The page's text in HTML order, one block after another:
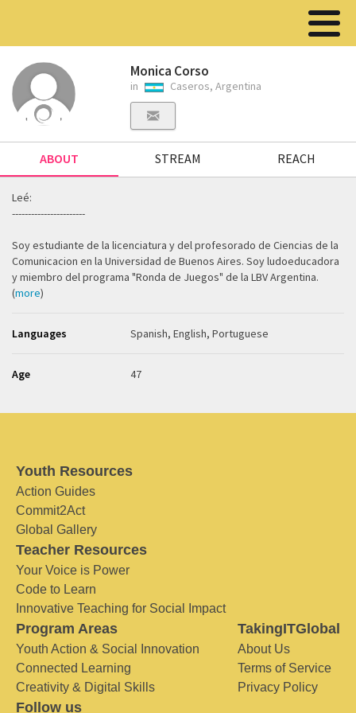
Monica Corso
in Caseros, Argentina
ABOUT STREAM REACH
Leé:
-----------------------
Soy estudiante de la licenciatura y del profesorado de Ciencias de la
Comunicacion en la Universidad de Buenos Aires. Soy ludoeducadora
y miembro del programa "Ronda de Juegos" de la LBV Argentina.
(more)
Languages Spanish, English, Portuguese
Age 47
Youth Resources
Action Guides
Commit2Act
Global Gallery
Teacher Resources
Your Voice is Power
Code to Learn
Innovative Teaching for Social Impact
Program Areas
Youth Action & Social Innovation
Connected Learning
Creativity & Digital Skills
TakingITGlobal
About Us
Terms of Service
Privacy Policy
Follow us